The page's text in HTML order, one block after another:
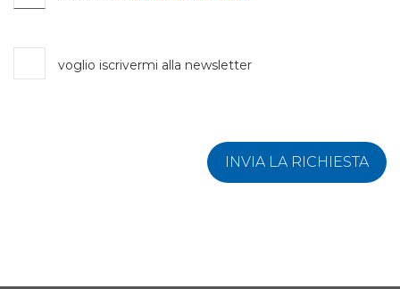
voglio iscrivermi alla newsletter
INVIA LA RICHIESTA